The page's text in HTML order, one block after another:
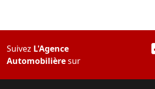
Suivez L'Agence
Automobilièresur